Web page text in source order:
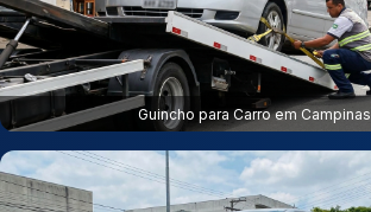
Guincho para Carro em